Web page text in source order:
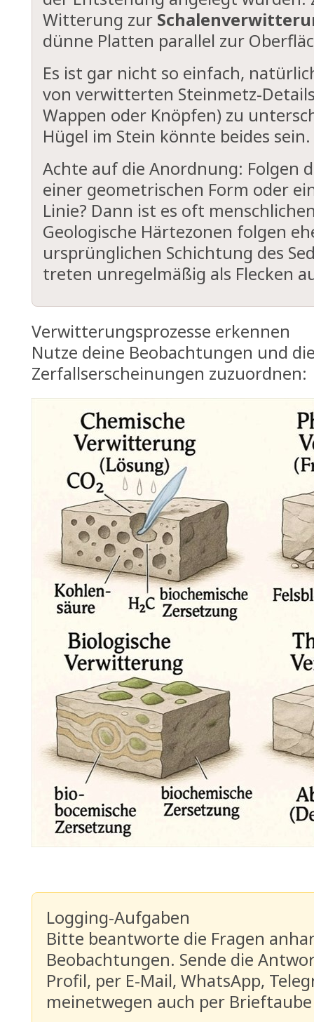
Witterung zur
dünne Platten parallel zur
Es ist gar nicht so einfach,
von verwitterten Steinmetz-
Wappen oder Knöpfen) zu
Hügel im Stein könnte beides sein.
Achte auf die Anordnung: Folgen
einer geometrischen Form oder
Linie? Dann ist es oft
Geologische Härtezonen folgen
ursprünglichen Schichtung des
treten unregelmäßig als Flecken
Verwitterungsprozesse erkennen
Nutze deine Beobachtungen und
Zerfallserscheinungen zuzuordnen:
Logging-Aufgaben
Bitte beantworte die Fragen
Beobachtungen. Sende die
Profil, per E-Mail, WhatsApp,
meinetwegen auch per